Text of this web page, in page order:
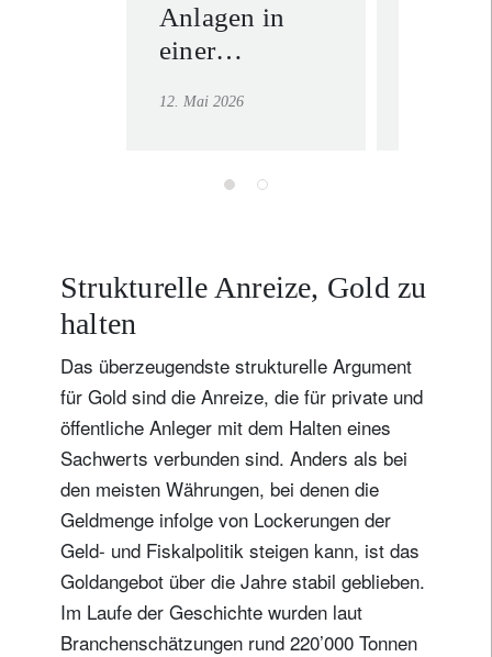
Anlagen in
einer
Welt
12. Mai 2026
Strukturelle Anreize, Gold zu
halten
Das überzeugendste strukturelle Argument
für Gold sind die Anreize, die für private und
öffentliche Anleger mit dem Halten eines
Sachwerts verbunden sind. Anders als bei
den meisten Währungen, bei denen die
Geldmenge infolge von Lockerungen der
Geld- und Fiskalpolitik steigen kann, ist das
Goldangebot über die Jahre stabil geblieben.
Im Laufe der Geschichte wurden laut
Branchenschätzungen rund 220’000 Tonnen